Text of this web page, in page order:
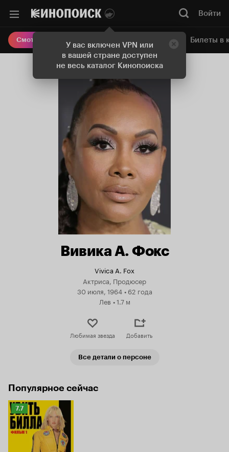
У вас включен VPN или
в вашей стране доступен
не весь каталог Кинопоиска
Войти
Смотреть кино Онлайн-кинотеатр Билеты в
Вивика А. Фокс
Vivica A. Fox
Актриса, Продюсер
30 июля, 1964 • 62 года
Лев •1.7 м
Любимая звезда Добавить
Все детали о персоне
Популярное сейчас
Рейтинг
Кинопоиска
7.7
7.7